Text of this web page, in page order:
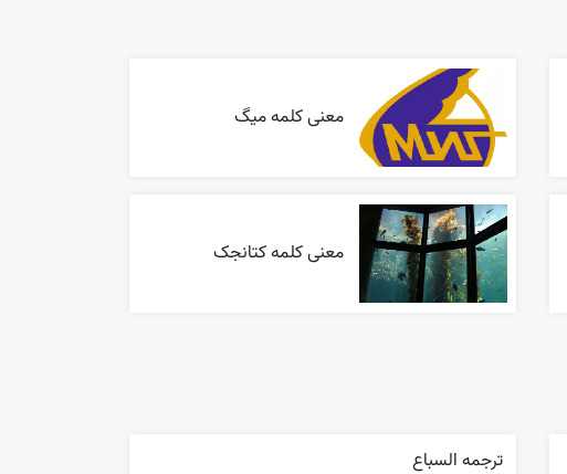
معنی کلمه میگ
معنی کلمه کتانجک
ترجمه السباع